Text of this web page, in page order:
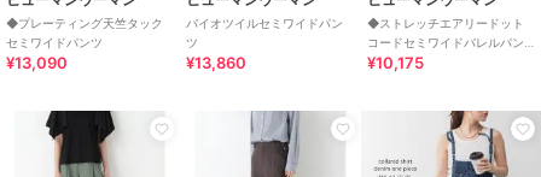
◆プレーティング天竺タック
セミワイドパンツ
¥13,090
バイオツイルセミワイドパン
ツ
¥13,860
◆ストレッチエアリードット
コードセミワイドバレルパン
ツ
¥10,175